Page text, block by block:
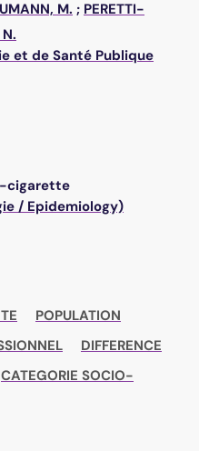
M. ; PERETTI-
et de Santé Publique
cigarette
/ Epidemiology)
POPULATION
DIFFERENCE
CATEGORIE SOCIO-